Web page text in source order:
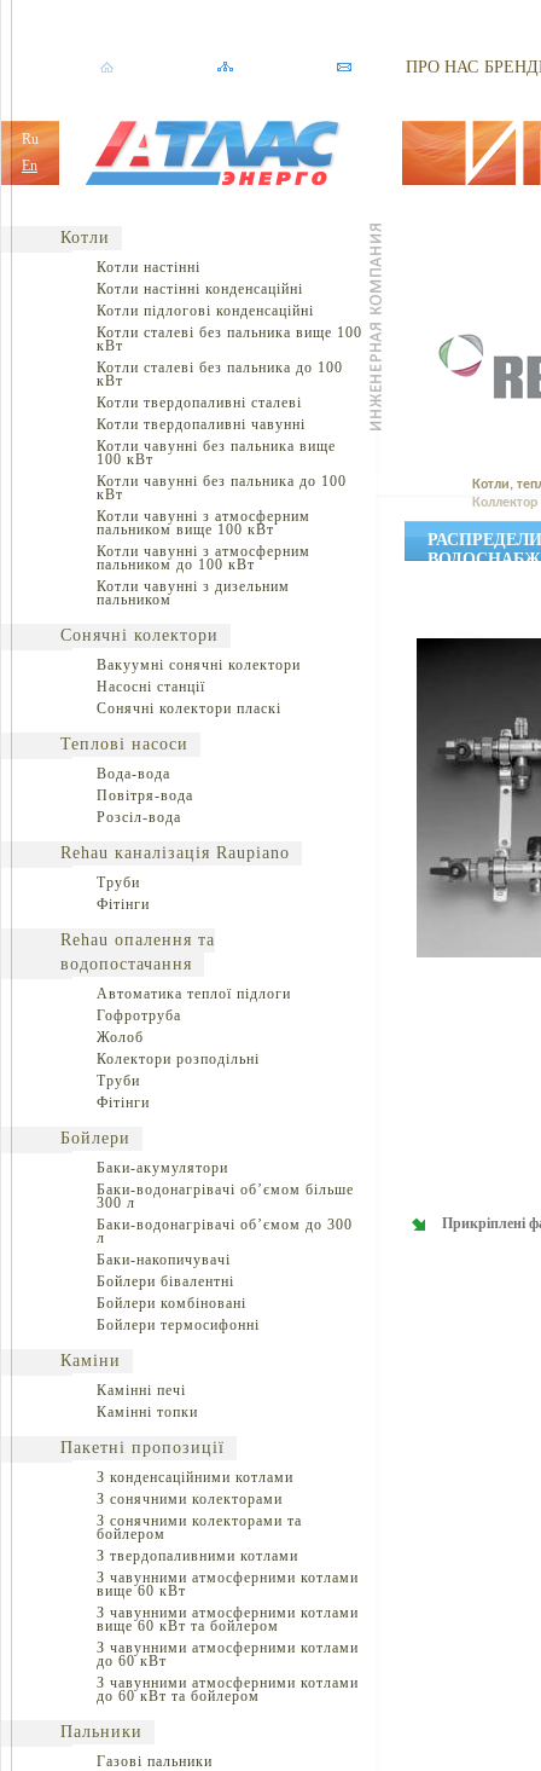
Ru
En
ПРО НАС
Котли
Котли настінні
Котли настінні конденсаційні
Котли підлогові конденсаційні
Котли сталеві без пальника вище 100
кВт
Котли сталеві без пальника до 100
кВт
Котли твердопаливні сталеві
Котли твердопаливні чавунні
Котли чавунні без пальника вище
100 кВт
Котли чавунні без пальника до 100
кВт
Котли чавунні з атмосферним
пальником вище 100 кВт
Котли чавунні з атмосферним
пальником до 100 кВт
Котли чавунні з дизельним
пальником
Сонячні колектори
Вакуумні сонячні колектори
Насосні станції
Сонячні колектори пласкі
Теплові насоси
Вода-вода
Повітря-вода
Розсіл-вода
Rehau каналізація Raupiano
Труби
Фітінги
Rehau опалення та
водопостачання
Автоматика теплої підлоги
Гофротруба
Жолоб
Колектори розподільні
Труби
Фітінги
Бойлери
Баки-акумулятори
Баки-водонагрівачі об’ємом більше
300 л
Баки-водонагрівачі об’ємом до 300
л
Баки-накопичувачі
Бойлери бівалентні
Бойлери комбіновані
Бойлери термосифонні
Каміни
Камінні печі
Камінні топки
Пакетні пропозиції
З конденсаційними котлами
З сонячними колекторами
З сонячними колекторами та
бойлером
З твердопаливними котлами
З чавунними атмосферними котлами
вище 60 кВт
З чавунними атмосферними котлами
вище 60 кВт та бойлером
З чавунними атмосферними котлами
до 60 кВт
З чавунними атмосферними котлами
до 60 кВт та бойлером
Пальники
Газові пальники
Котли,
Прикріплені